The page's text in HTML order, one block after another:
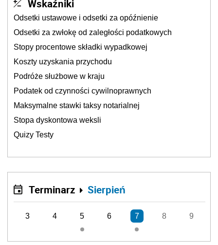
Wskaźniki
Odsetki ustawowe i odsetki za opóźnienie
Odsetki za zwłokę od zaległości podatkowych
Stopy procentowe składki wypadkowej
Koszty uzyskania przychodu
Podróże służbowe w kraju
Podatek od czynności cywilnoprawnych
Maksymalne stawki taksy notarialnej
Stopa dyskontowa weksli
Quizy Testy
Terminarz Sierpień
3 4 5 6 7 8 9